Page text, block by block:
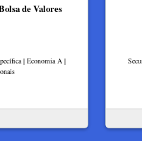
de Valores
| Economia A |